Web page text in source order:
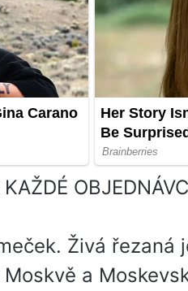
Živá řezaná
a